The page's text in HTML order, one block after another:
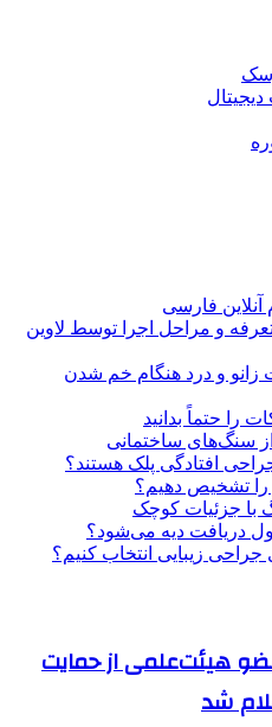
فارسی
و مراحل اجرا توسط لاوین
زانو و درد هنگام خم شدن
را حتماً بدانید
سنگ‌های ساختمانی
افتادگی پلک هستند؟
را تشخیص دهیم؟
با جزئیات کوچک
دریافت دیه می‌شود؟
زیبایی انتخاب کنیم؟
هیئت‌علمی از حمایت
شد